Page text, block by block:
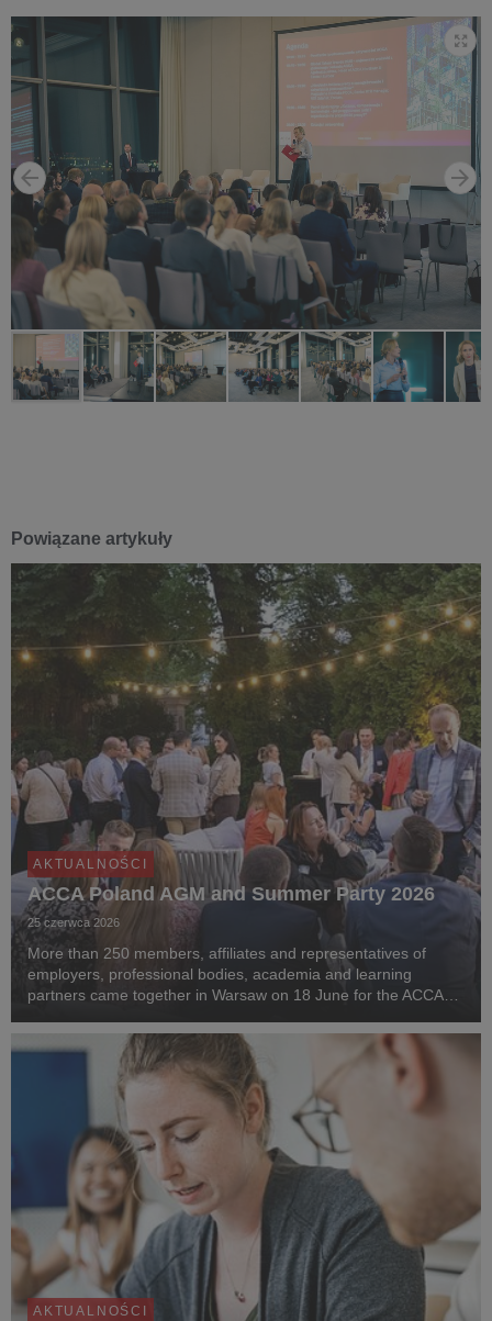
Powiązane artykuły
AKTUALNOŚCI
ACCA Poland AGM and Summer Party 2026
25 czerwca 2026
More than 250 members, affiliates and representatives of
employers, professional bodies, academia and learning
partners came together in Warsaw on 18 June for the ACCA
AKTUALNOŚCI